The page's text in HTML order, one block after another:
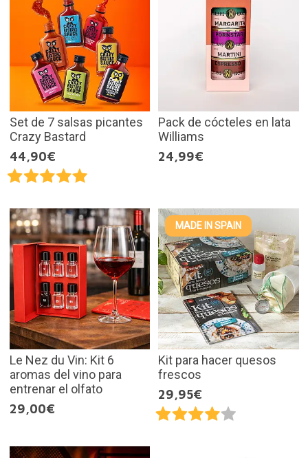
Set de 7 salsas picantes
Crazy Bastard
44,90€
Pack de cócteles en lata
Williams
24,99€
Le Nez du Vin: Kit 6
aromas del vino para
entrenar el olfato
29,00€
MADE IN SPAIN
Kit para hacer quesos
frescos
29,95€